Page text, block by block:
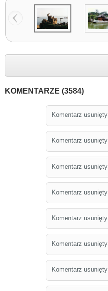
KOMENTARZE (3584)
Komentarz usunięty
Komentarz usunięty
Komentarz usunięty
Komentarz usunięty
Komentarz usunięty
Komentarz usunięty
Komentarz usunięty